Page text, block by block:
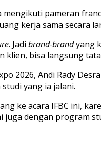
pameran
kerja sama secara
. Jadi brand-brandyang
klien, bisa langsung
2026, Andi Rady
yang ia jalani.
ke acara IFBC ini,
juga dengan program